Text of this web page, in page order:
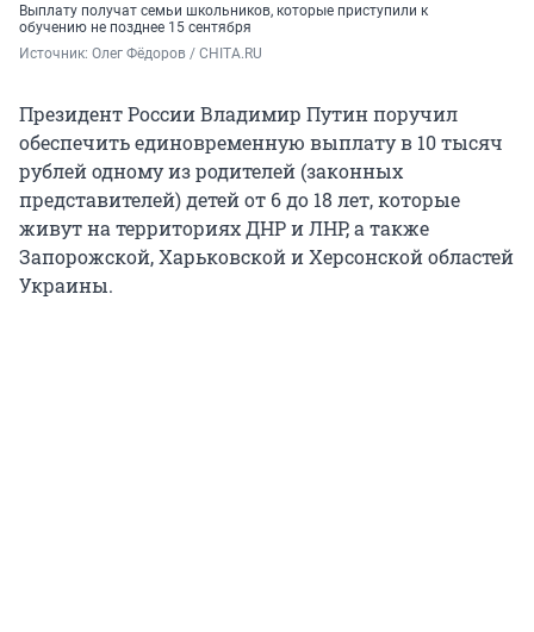
Выплату получат семьи школьников, которые приступили к
обучению не позднее 15 сентября
Источник: Олег Фёдоров / CHITA.RU
Президент России Владимир Путин поручил
обеспечить единовременную выплату в 10 тысяч
рублей одному из родителей (законных
представителей) детей от 6 до 18 лет, которые
живут на территориях ДНР и ЛНР, а также
Запорожской, Харьковской и Херсонской областей
Украины.